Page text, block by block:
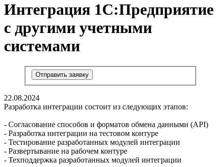
Интеграция 1С:Предприятие
с другими учетными
системами
Отправить заявку
22.08.2024
Разработка интеграции состоит из следующих этапов:
- Согласование способов и форматов обмена данными (API)
- Разработка интеграции на тестовом контуре
- Тестирование разработанных модулей интеграции
- Развертывание на рабочем контуре
- Техподдержка разработанных модулей интеграции